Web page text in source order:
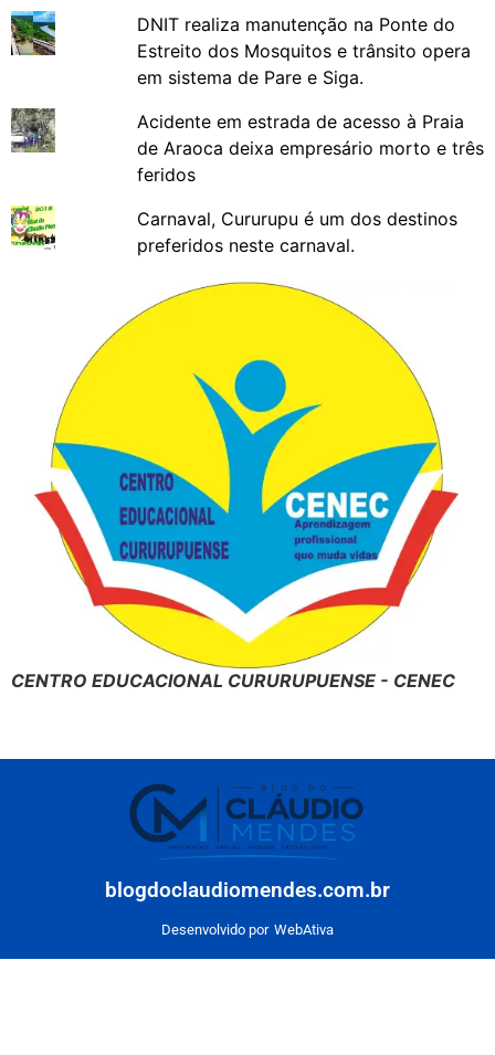
DNIT realiza manutenção na Ponte do
Estreito dos Mosquitos e trânsito opera
em sistema de Pare e Siga.
Acidente em estrada de acesso à Praia
de Araoca deixa empresário morto e três
feridos
Carnaval, Cururupu é um dos destinos
preferidos neste carnaval.
CENTRO EDUCACIONAL CURURUPUENSE - CENEC
blogdoclaudiomendes.com.br
Desenvolvido por WebAtiva